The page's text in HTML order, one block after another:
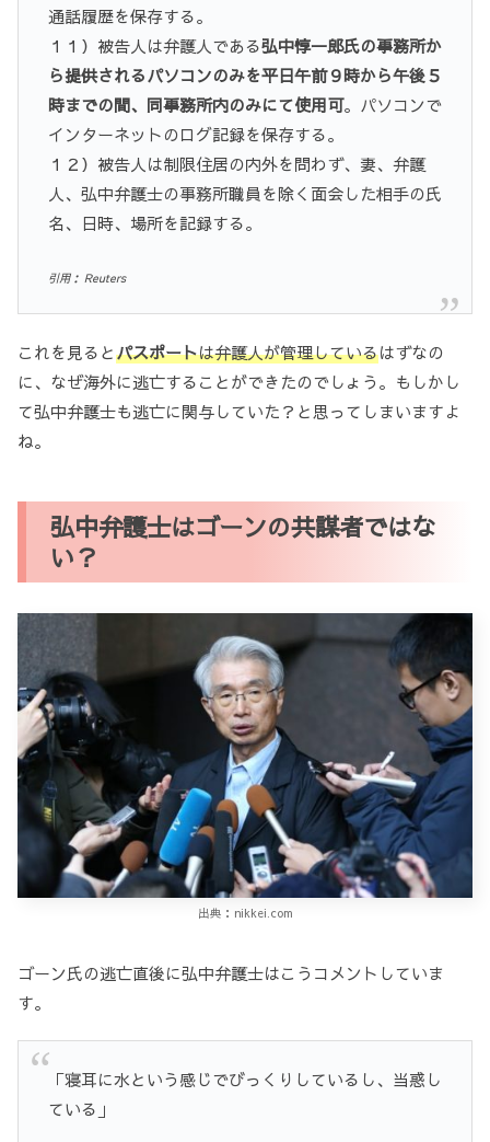
通話履歴を保存する。
１１）被告人は弁護人である弘中惇一郎氏の事務所か
ら提供されるパソコンのみを平日午前９時から午後５
時までの間、同事務所内のみにて使用可。パソコンで
インターネットのログ記録を保存する。
１２）被告人は制限住居の内外を問わず、妻、弁護
人、弘中弁護士の事務所職員を除く面会した相手の氏
名、日時、場所を記録する。
引用： Reuters
これを見るとパスポートは弁護人が管理しているはずなの
に、なぜ海外に逃亡することができたのでしょう。もしかし
て弘中弁護士も逃亡に関与していた？と思ってしまいますよ
ね。
弘中弁護士はゴーンの共謀者ではな
い？
出典：nikkei.com
ゴーン氏の逃亡直後に弘中弁護士はこうコメントしていま
す。
「寝耳に水という感じでびっくりしているし、当惑し
ている」